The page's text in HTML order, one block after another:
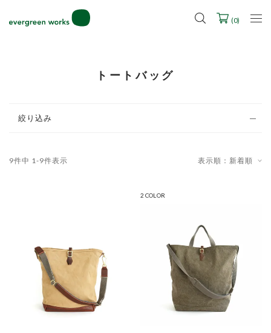
2027年ご入学用ランドセル受注会スケジュール
(0)
トートバッグ
絞り込み
表示順：新着順
9件中 1-9件表示
2 COLOR